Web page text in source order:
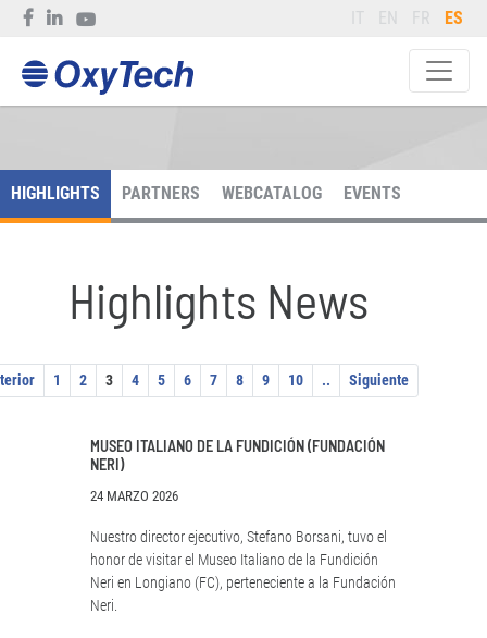
IT EN FR ES
HIGHLIGHTS PARTNERS WEBCATALOG EVENTS
Highlights News
1 2 3 4 5 6 7 8 9 10 .. Siguiente
MUSEO ITALIANO DE LA FUNDICIÓN (FUNDACIÓN
NERI)
24 MARZO 2026
Nuestro director ejecutivo, Stefano Borsani, tuvo el
honor de visitar el Museo Italiano de la Fundición
Neri en Longiano (FC), perteneciente a la Fundación
Neri.